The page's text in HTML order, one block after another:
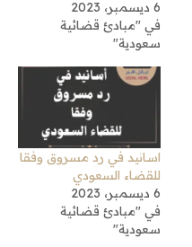
6 ديسمبر، 2023
في "مبادئ قضائية
سعودية"
اسانيد في رد مسروق وفقا
للقضاء السعودي
6 ديسمبر، 2023
في "مبادئ قضائية
سعودية"